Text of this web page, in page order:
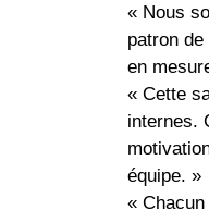
« Nous
patron
en
« Cette
internes.
équipe. »
«